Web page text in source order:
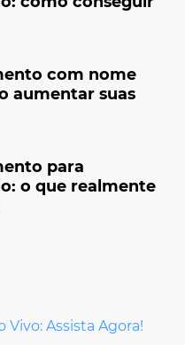
com nome
aumentar suas
para
o que realmente
Vivo: Assista Agora!